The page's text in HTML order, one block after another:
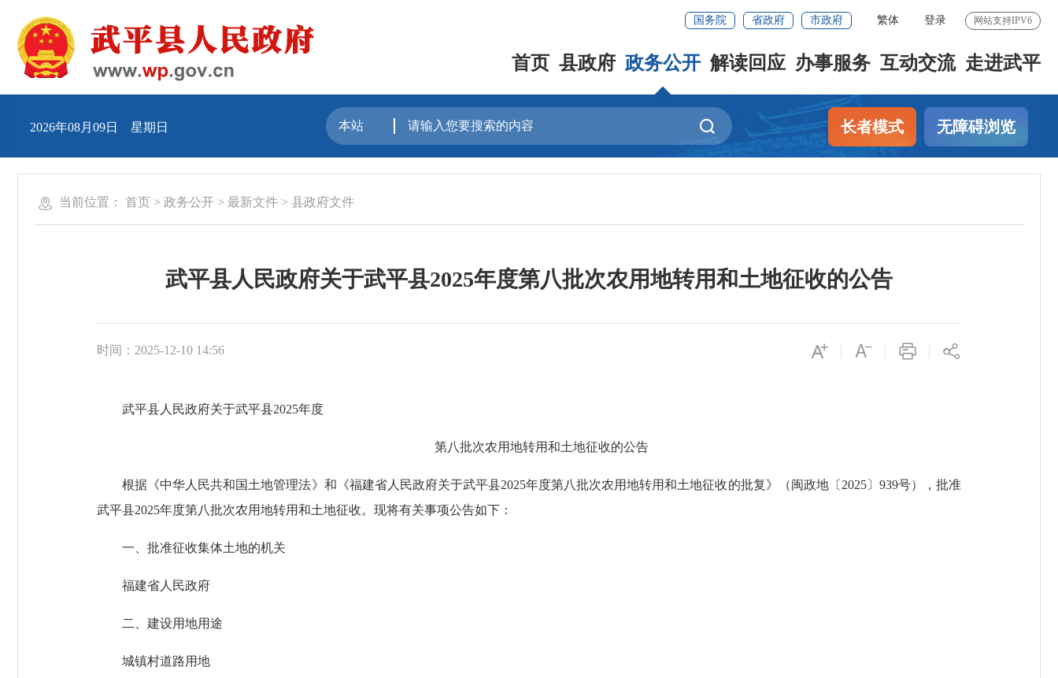
国务院 省政府 市政府 繁体 登录 网站支持IPV6
首页 县政府 政务公开 解读回应 办事服务 互动交流 走进武平
2026年08月09日 星期日 长者模式 无障碍浏览
当前位置： 首页 > 政务公开 > 最新文件 > 县政府文件
武平县人民政府关于武平县2025年度第八批次农用地转用和土地征收的公告
时间：2025-12-10 14:56
武平县人民政府关于武平县2025年度
第八批次农用地转用和土地征收的公告
根据《中华人民共和国土地管理法》和《福建省人民政府关于武平县2025年度第八批次农用地转用和土地征收的批复》（闽政地〔2025〕939号），批准
武平县2025年度第八批次农用地转用和土地征收。现将有关事项公告如下：
一、批准征收集体土地的机关
福建省人民政府
二、建设用地用途
城镇村道路用地